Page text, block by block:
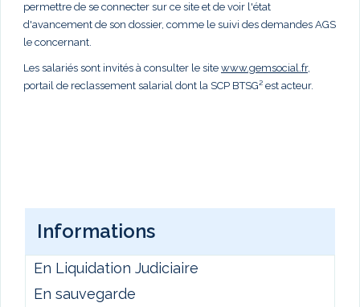
permettre de se connecter sur ce site et de voir l'état
d'avancement de son dossier, comme le suivi des demandes AGS
le concernant.
Les salariés sont invités à consulter le site www.gemsocial.fr,
portail de reclassement salarial dont la SCP BTSG² est acteur.
Informations
En Liquidation Judiciaire
En sauvegarde